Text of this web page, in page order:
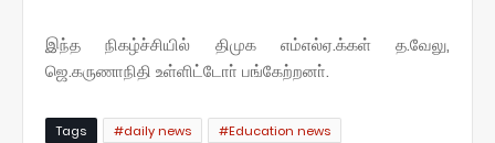
இந்த நிகழ்ச்சியில் திமுக எம்எல்ஏ.க்கள் த.வேலு,
ஜெ.கருணாநிதி உள்ளிட்டோா் பங்கேற்றனா்.
Tags #daily news
#Education news